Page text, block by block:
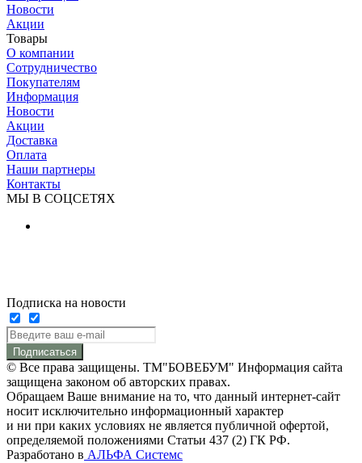
Новости
Акции
Товары
О компании
Сотрудничество
Покупателям
Информация
Новости
Акции
Доставка
Оплата
Наши партнеры
Контакты
МЫ В СОЦСЕТЯХ
Подписка на новости
Подписаться
© Все права защищены. ТМ"БОВЕБУМ" Информация сайта
защищена законом об авторских правах.
Обращаем Ваше внимание на то, что данный интернет-сайт
носит исключительно информационный характер
и ни при каких условиях не является публичной офертой,
определяемой положениями Статьи 437 (2) ГК РФ.
Разработано в АЛЬФА Системс